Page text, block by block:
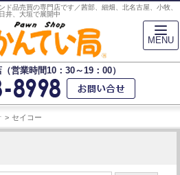
品売買の専門店です／茜部、細畑、北名古屋、小牧、
井、大垣で展開中
営業時間10：30～19：00）
セイコー
MENU